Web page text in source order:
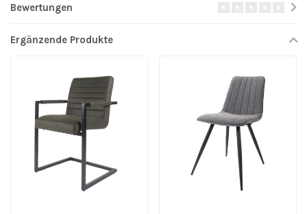
Bewertungen
Ergänzende Produkte